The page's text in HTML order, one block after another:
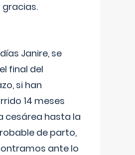
gracias.
Janire, se
final del
si han
14 meses
cesárea hasta la
de parto,
ante lo